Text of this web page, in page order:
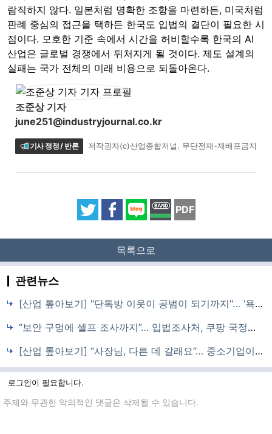
람직하지 않다. 일본처럼 명확한 조항을 마련하든, 미국처럼
판례 중심의 접근을 택하든 한국도 입법의 결단이 필요한 시
점이다. 모호한 기준 속에서 시간을 허비할수록 한국의 AI
산업은 글로벌 경쟁에서 뒤처지게 될 것이다. 제도 설계의
실패는 국가 전체의 미래 비용으로 되돌아온다.
조준상 기자
june251@industryjournal.co.kr
기사 정정 / 반론 저작권자(c)산업종합저널. 무단전재-재배포금지
PDF
목록으로
관련뉴스
[산업 톺아보기] "단톡방 이웃이 공범이 되기까지"… ‘욕망의 카르텔’을 향한 선전포고
“보안 구멍에 셀프 조사까지”… 입법조사처, 쿠팡 국정조사 ‘현미경 검증’ 예고
[산업 톺아보기] “사장님, 다른 데 갈래요”… 중소기업이 흔들리고 있다
로그인이 필요합니다.
글입력